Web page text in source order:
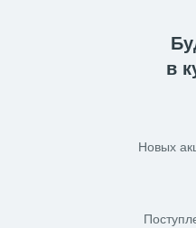
в
Новых